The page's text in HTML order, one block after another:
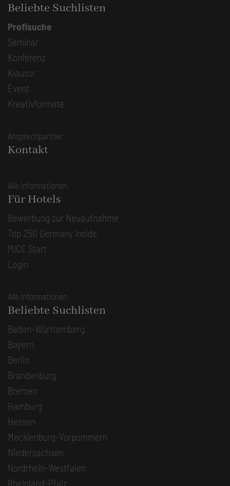
Beliebte Suchlisten
Profisuche
Seminar
Konferenz
Klausur
Event
Kreativformate
Ansprechpartner
Kontakt
Alle Informationen
Für Hotels
Bewerbung zur Neuaufnahme
Top 250 Germany Inside
MICE Start
Login
Alle Informationen
Beliebte Suchlisten
Baden-Württemberg
Bayern
Berlin
Brandenburg
Bremen
Hamburg
Hessen
Mecklenburg-Vorpommern
Niedersachsen
Nordrhein-Westfalen
Rheinland-Pfalz